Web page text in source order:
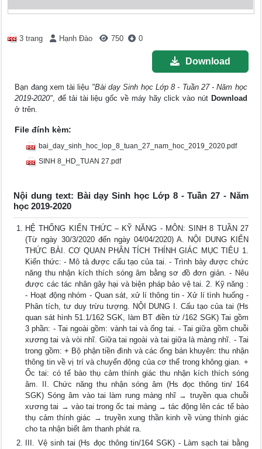
3 trang Hạnh Đào 750 0
Download
Bạn đang xem tài liệu "Bài dạy Sinh học Lớp 8 - Tuần 27 - Năm học
2019-2020", để tải tài liệu gốc về máy hãy click vào nút Download
ở trên.
File đính kèm:
bai_day_sinh_hoc_lop_8_tuan_27_nam_hoc_2019_2020.pdf
SINH 8_HD_TUAN 27.pdf
Nội dung text: Bài dạy Sinh học Lớp 8 - Tuần 27 - Năm
học 2019-2020
HỆ THỐNG KIẾN THỨC – KỸ NĂNG - MÔN: SINH 8 TUẦN 27
(Từ ngày 30/3/2020 đến ngày 04/04/2020) A. NỘI DUNG KIẾN
THỨC BÀI. CƠ QUAN PHÂN TÍCH THÍNH GIÁC MỤC TIÊU 1.
Kiến thức: - Mô tả được cấu tạo của tai. - Trình bày được chức
năng thu nhận kích thích sóng âm bằng sơ đồ đơn giản. - Nêu
được các tác nhân gây hại và biện pháp bảo vệ tai. 2. Kỹ năng :
- Hoạt động nhóm - Quan sát, xử lí thông tin - Xử lí tình huống -
Phân tích, tư duy trừu tượng. NỘI DUNG I. Cấu tạo của tai (Hs
quan sát hình 51.1/162 SGK, làm BT điền từ /162 SGK) Tai gồm
3 phần: - Tai ngoài gồm: vành tai và ống tai. - Tai giữa gồm chuỗi
xương tai và vòi nhĩ. Giữa tai ngoài và tai giữa là màng nhĩ. - Tai
trong gồm: + Bộ phận tiền đình và các ống bán khuyên: thu nhận
thông tin về vị trí và chuyển động của cơ thể trong không gian. +
Ốc tai: có tế bào thụ cảm thính giác thu nhận kích thích sóng
âm. II. Chức năng thu nhận sóng âm (Hs đọc thông tin/ 164
SGK) Sóng âm vào tai làm rung màng nhĩ → truyền qua chuỗi
xương tai → vào tai trong ốc tai màng → tác động lên các tế bào
thụ cảm thính giác → truyền xung thần kinh về vùng thính giác
cho ta nhận biết âm thanh phát ra.
III. Vệ sinh tai (Hs đọc thông tin/164 SGK) - Làm sạch tai bằng